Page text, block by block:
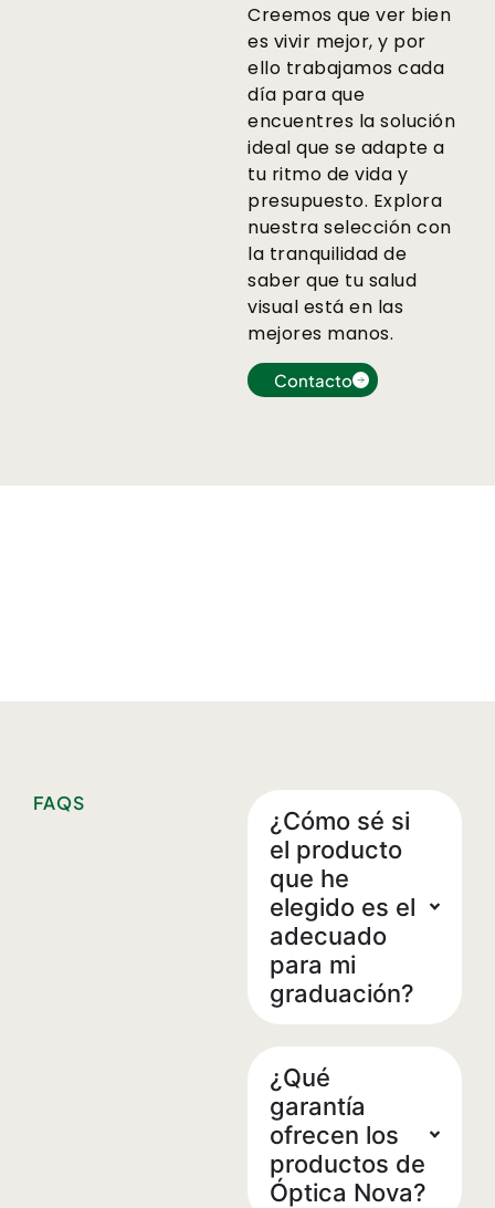
Creemos que ver bien
es vivir mejor, y por
ello trabajamos cada
día para que
encuentres la solución
ideal que se adapte a
tu ritmo de vida y
presupuesto. Explora
nuestra selección con
la tranquilidad de
saber que tu salud
visual está en las
mejores manos.
Contacto
FAQS
¿Cómo sé si
el producto
que he
elegido es el
adecuado
para mi
graduación?
¿Qué
garantía
ofrecen los
productos de
Óptica Nova?